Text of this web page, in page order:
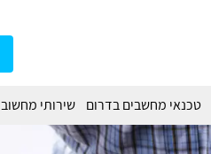
טכנאי מחשבים בדרום שירותי מחשוב